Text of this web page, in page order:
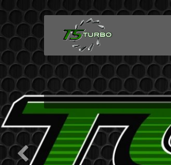
TSTurbo
Situé à Saint Jean de Védas,